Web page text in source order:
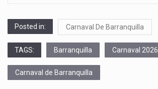
Posted in: Carnaval De Barranquilla
TAGS: Barranquilla Carnaval 2026
Carnaval de Barranquilla